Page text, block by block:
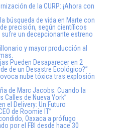
de la CURP: ¡Ahora con
búsqueda de vida en Marte con
precisión, según científicos
sufre un decepcionante estreno
y mayor producción al
Pueden Desaparecer en 2
de un Desastre Ecológico?”
nube tóxica tras explosión
de Marc Jacobs: Cuando la
Calles de Nueva York”
el Delivery: Un Futuro
de Roomie IT”
Oaxaca a prófugo
por el FBI desde hace 30